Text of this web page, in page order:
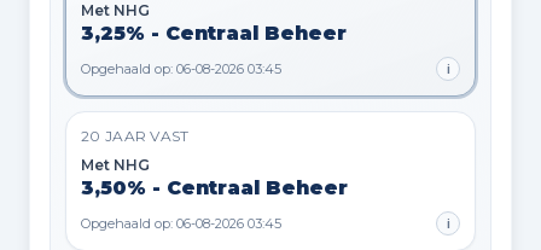
Met NHG
3,25% - Centraal Beheer
Opgehaald op: 06-08-2026 03:45 i
20 JAAR VAST
Met NHG
3,50% - Centraal Beheer
Opgehaald op: 06-08-2026 03:45 i